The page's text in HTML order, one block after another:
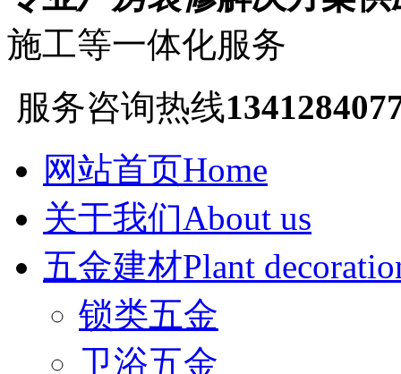
施工等一体化服务
服务咨询热线
网站首页Home
关于我们About us
五金建材Plant
锁类五金
卫浴五金